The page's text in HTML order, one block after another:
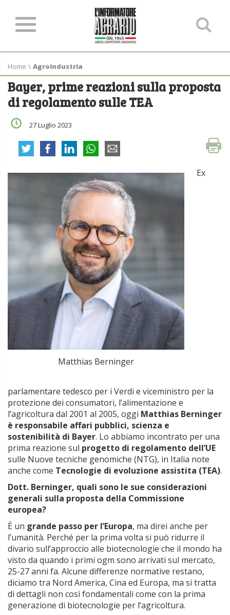
Home \ Agroindustria
Bayer, prime reazioni sulla proposta
di regolamento sulle TEA
27 Luglio 2023
Matthias Berninger
Ex
parlamentare tedesco per i Verdi e viceministro per la
protezione dei consumatori, l’alimentazione e
l’agricoltura dal 2001 al 2005, oggi Matthias Berninger
è responsabile affari pubblici, scienza e
sostenibilità di Bayer. Lo abbiamo incontrato per una
prima reazione sul progetto di regolamento dell’UE
sulle Nuove tecniche genomiche (NTG), in Italia note
anche come Tecnologie di evoluzione assistita (TEA).
Dott. Berninger, quali sono le sue considerazioni
generali sulla proposta della Commissione
europea?
È un grande passo per l’Europa, ma direi anche per
l’umanità. Perché per la prima volta si può ridurre il
divario sull’approccio alle biotecnologie che il mondo ha
visto da quando i primi ogm sono arrivati sul mercato,
25-27 anni fa. Alcune differenze normative restano,
diciamo tra Nord America, Cina ed Europa, ma si tratta
di dettagli non così fondamentali come con la prima
generazione di biotecnologie per l’agricoltura.